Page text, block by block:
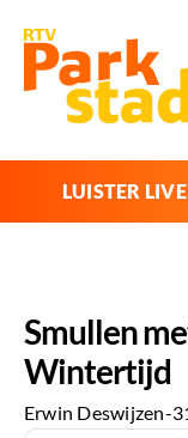
LUISTER LIVE
Smullen
Wintertijd
Erwin Deswijzen-